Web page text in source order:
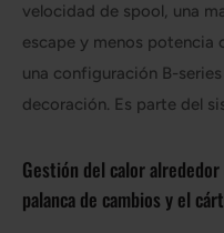
velocidad de spool, una
escape y menos potencia
una configuración B-
decoración. Es parte del
Gestión del calor
palanca de cambios y el